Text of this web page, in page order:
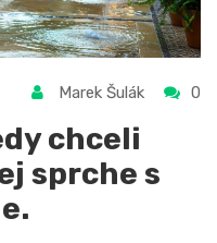
Marek Šulák 0
chceli
sprche s